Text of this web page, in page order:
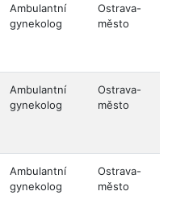
Ambulantní
gynekolog
Ostrava-
město
Ambulantní
gynekolog
Ostrava-
město
Ambulantní
gynekolog
Ostrava-
město